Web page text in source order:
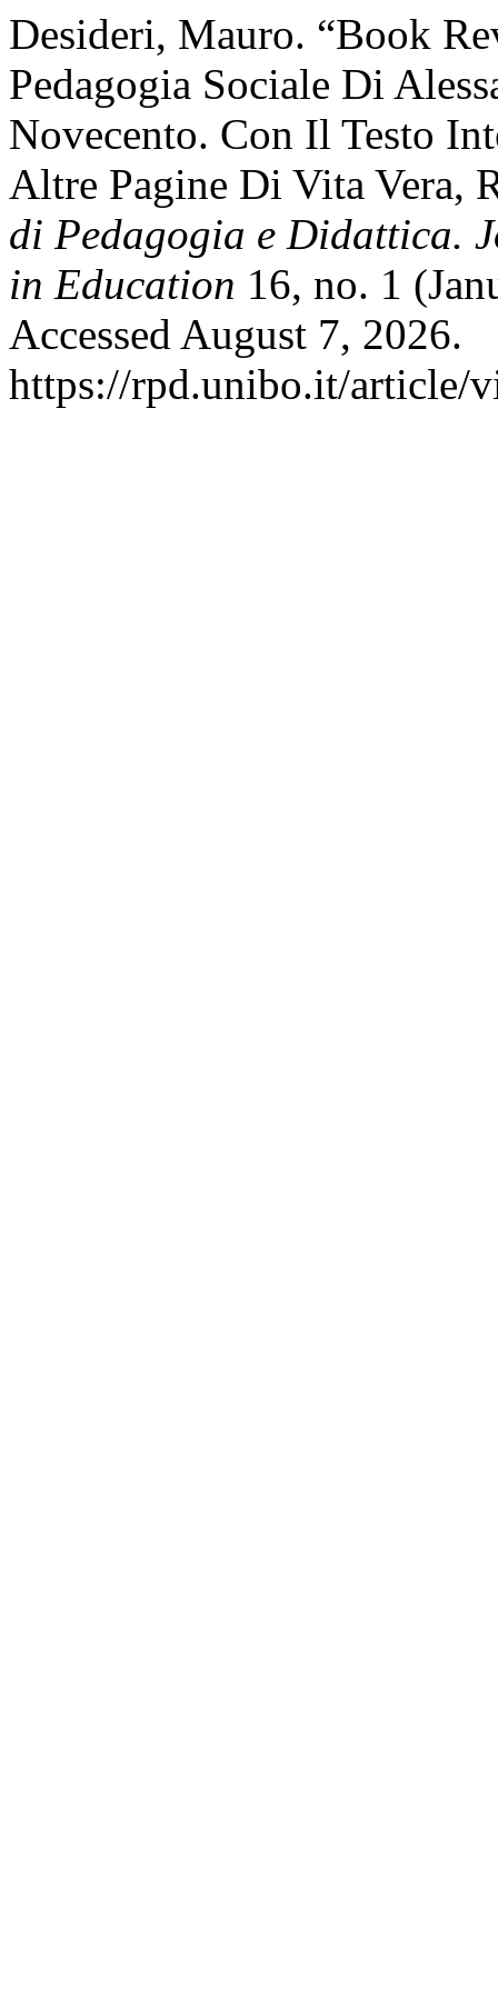
Desideri, Mauro. “Book
Pedagogia Sociale Di
Novecento. Con Il Testo
Altre Pagine Di Vita Vera,
di Pedagogia e Didattica.
in Education 16, no. 1
Accessed August 7, 2026.
https://rpd.unibo.it/article/